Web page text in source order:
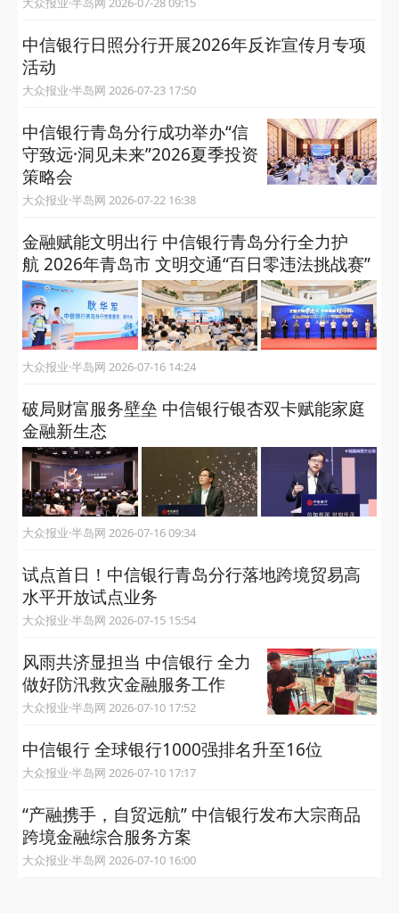
中信银行日照分行开展2026年反诈宣传月专项
活动
大众报业·半岛网 2026-07-23 17:50
中信银行青岛分行成功举办“信
守致远·洞见未来”2026夏季投资
策略会
大众报业·半岛网 2026-07-22 16:38
金融赋能文明出行 中信银行青岛分行全力护
航 2026年青岛市 文明交通“百日零违法挑战赛”
大众报业·半岛网 2026-07-16 14:24
破局财富服务壁垒 中信银行银杏双卡赋能家庭
金融新生态
大众报业·半岛网 2026-07-16 09:34
试点首日！中信银行青岛分行落地跨境贸易高
水平开放试点业务
大众报业·半岛网 2026-07-15 15:54
风雨共济显担当 中信银行 全力
做好防汛救灾金融服务工作
大众报业·半岛网 2026-07-10 17:52
中信银行 全球银行1000强排名升至16位
大众报业·半岛网 2026-07-10 17:17
“产融携手，自贸远航” 中信银行发布大宗商品
跨境金融综合服务方案
大众报业·半岛网 2026-07-10 16:00